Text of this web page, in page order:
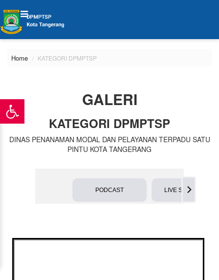
Home KATEGORI DPMPTSP
GALERI
KATEGORI DPMPTSP
DINAS PENANAMAN MODAL DAN PELAYANAN TERPADU SATU
PINTU KOTA TANGERANG
PODCAST LIVE STREAMING